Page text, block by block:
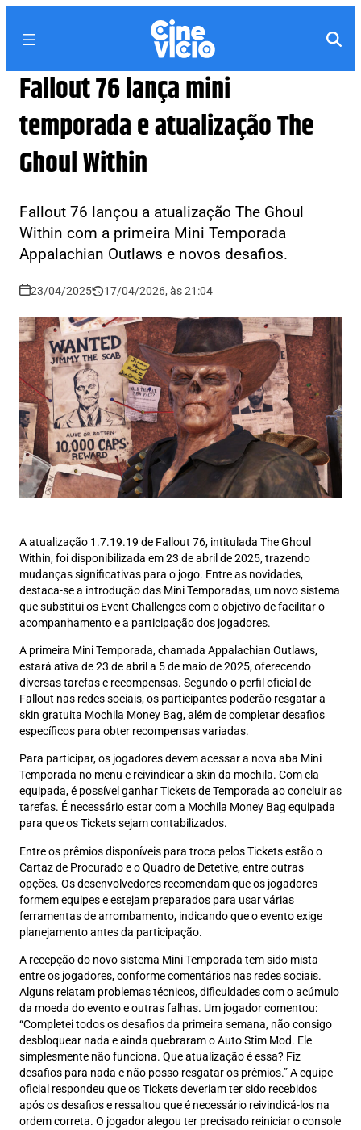
Fallout 76 lança mini
temporada e atualização The
Ghoul Within
Fallout 76 lançou a atualização The Ghoul
Within com a primeira Mini Temporada
Appalachian Outlaws e novos desafios.
23/04/2025 17/04/2026, às 21:04
A atualização 1.7.19.19 de Fallout 76, intitulada The Ghoul
Within, foi disponibilizada em 23 de abril de 2025, trazendo
mudanças significativas para o jogo. Entre as novidades,
destaca-se a introdução das Mini Temporadas, um novo sistema
que substitui os Event Challenges com o objetivo de facilitar o
acompanhamento e a participação dos jogadores.
A primeira Mini Temporada, chamada Appalachian Outlaws,
estará ativa de 23 de abril a 5 de maio de 2025, oferecendo
diversas tarefas e recompensas. Segundo o perfil oficial de
Fallout nas redes sociais, os participantes poderão resgatar a
skin gratuita Mochila Money Bag, além de completar desafios
específicos para obter recompensas variadas.
Para participar, os jogadores devem acessar a nova aba Mini
Temporada no menu e reivindicar a skin da mochila. Com ela
equipada, é possível ganhar Tickets de Temporada ao concluir as
tarefas. É necessário estar com a Mochila Money Bag equipada
para que os Tickets sejam contabilizados.
Entre os prêmios disponíveis para troca pelos Tickets estão o
Cartaz de Procurado e o Quadro de Detetive, entre outras
opções. Os desenvolvedores recomendam que os jogadores
formem equipes e estejam preparados para usar várias
ferramentas de arrombamento, indicando que o evento exige
planejamento antes da participação.
A recepção do novo sistema Mini Temporada tem sido mista
entre os jogadores, conforme comentários nas redes sociais.
Alguns relatam problemas técnicos, dificuldades com o acúmulo
da moeda do evento e outras falhas. Um jogador comentou:
“Completei todos os desafios da primeira semana, não consigo
desbloquear nada e ainda quebraram o Auto Stim Mod. Ele
simplesmente não funciona. Que atualização é essa? Fiz
desafios para nada e não posso resgatar os prêmios.” A equipe
oficial respondeu que os Tickets deveriam ter sido recebidos
após os desafios e ressaltou que é necessário reivindicá-los na
ordem correta. O jogador alegou ter precisado reiniciar o console